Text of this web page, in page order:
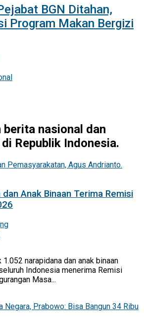
BGN Ditahan,
Program Makan Bergizi
nasional dan
Republik Indonesia.
Anak Binaan Terima Remisi
narapidana dan anak binaan
Indonesia menerima Remisi
Masa...